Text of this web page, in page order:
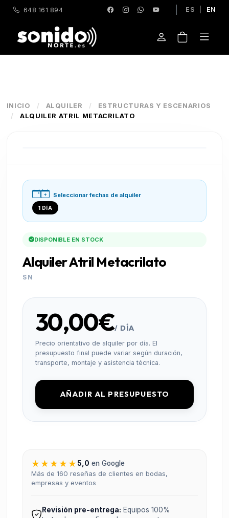
648 161 894 ES EN
INICIO / ALQUILER /
ESTRUCTURAS Y ESCENARIOS
/
ALQUILER ATRIL METACRILATO
Seleccionar fechas de alquiler
1 DÍA
DISPONIBLE EN STOCK
Alquiler Atril Metacrilato
SN
30,00€/ DÍA
Precio orientativo de alquiler por día. El
presupuesto final puede variar según duración,
transporte, montaje y asistencia técnica.
AÑADIR AL PRESUPUESTO
★★★★★ 5,0 en Google
Más de 160 reseñas de clientes en bodas,
empresas y eventos
Revisión pre-entrega: Equipos 100%